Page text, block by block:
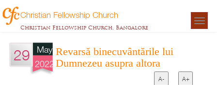
Christian Fellowship Church
Christian Fellowship Church, Bangalore
29
May
2022
Revarsă binecuvântările lui
Dumnezeu asupra altora
A- A+